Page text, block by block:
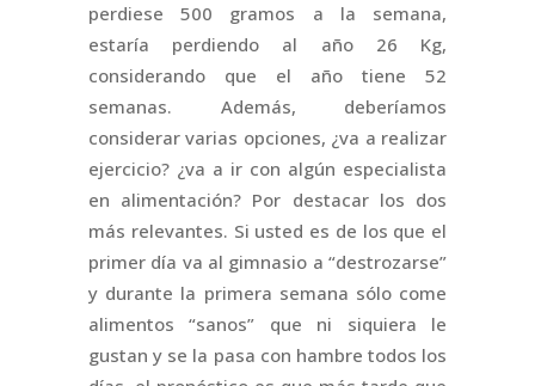
perdiese 500 gramos a la semana,
estaría perdiendo al año 26 Kg,
considerando que el año tiene 52
semanas. Además, deberíamos
considerar varias opciones, ¿va a realizar
ejercicio? ¿va a ir con algún especialista
en alimentación? Por destacar los dos
más relevantes. Si usted es de los que el
primer día va al gimnasio a “destrozarse”
y durante la primera semana sólo come
alimentos “sanos” que ni siquiera le
gustan y se la pasa con hambre todos los